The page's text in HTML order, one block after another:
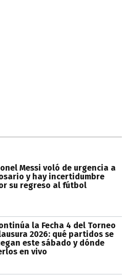
Messi voló de urgencia a
y hay incertidumbre
su regreso al fútbol
la Fecha 4 del Torneo
2026: qué partidos se
este sábado y dónde
en vivo